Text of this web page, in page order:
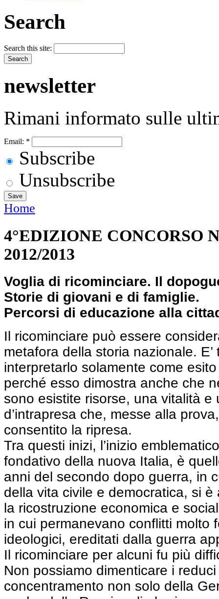
Search
Search this site:
newsletter
Rimani informato sulle
Email: *
Subscribe
Unsubscribe
Home
4°EDIZIONE CONCORSO
2012/2013
Voglia di ricominciare. Il
Storie di giovani e di famiglie.
Percorsi di educazione alla
Il ricominciare può essere
metafora della storia nazionale.
interpretarlo solamente come esito
perché esso dimostra anche che
sono esistite risorse, una vitalità e
d’intrapresa che, messe alla
consentito la ripresa.
Tra questi inizi, l’inizio
fondativo della nuova Italia, è
anni del secondo dopo guerra, in
della vita civile e democratica, si è
la ricostruzione economica e
in cui permanevano conflitti molto
ideologici, ereditati dalla guerra
Il ricominciare per alcuni fu più
Non possiamo dimenticare i
concentramento non solo della